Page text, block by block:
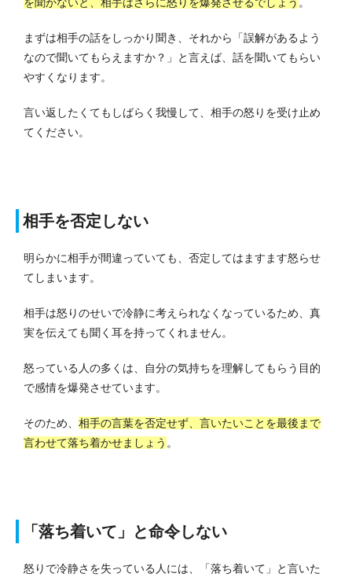
を聞かないと、相手はさらに怒りを爆発させるでしょう 。
まずは相手の話をしっかり聞き、それから「誤解があるよう
なので聞いてもらえますか？」と言えば、話を聞いてもらい
やすくなります。
言い返したくてもしばらく我慢して、相手の怒りを受け止め
てください。
相手を否定しない
明らかに相手が間違っていても、否定してはますます怒らせ
てしまいます。
相手は怒りのせいで冷静に考えられなくなっているため、真
実を伝えても聞く耳を持ってくれません。
怒っている人の多くは、自分の気持ちを理解してもらう目的
で感情を爆発させています。
そのため、 相手の言葉を否定せず、言いたいことを最後まで
言わせて落ち着かせましょう 。
「落ち着いて」と命令しない
怒りで冷静さを失っている人には、「落ち着いて」と言いた